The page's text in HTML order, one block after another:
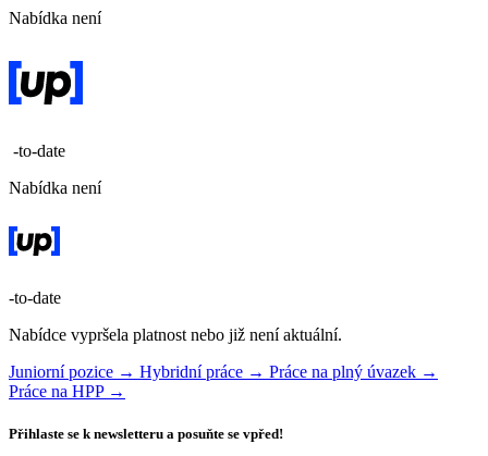
Nabídka není
-to-date
Nabídka není
-to-date
Nabídce vypršela platnost nebo již není aktuální.
Juniorní pozice → Hybridní práce → Práce na plný úvazek →
Práce na HPP →
Přihlaste se k newsletteru a posuňte se vpřed!